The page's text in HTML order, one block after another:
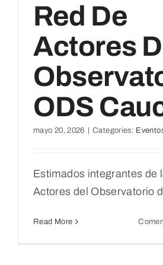
Red De
Actores
ODS
mayo 20, 2026 Categories:
Estimados integrantes de
Actores del Observatorio
Read More